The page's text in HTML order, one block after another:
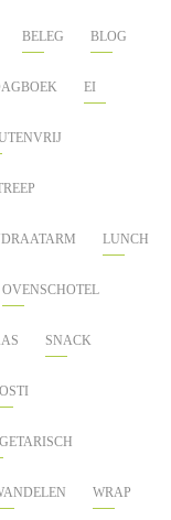
BELEG BLOG
EI
LUNCH
OVENSCHOTEL
SNACK
WRAP